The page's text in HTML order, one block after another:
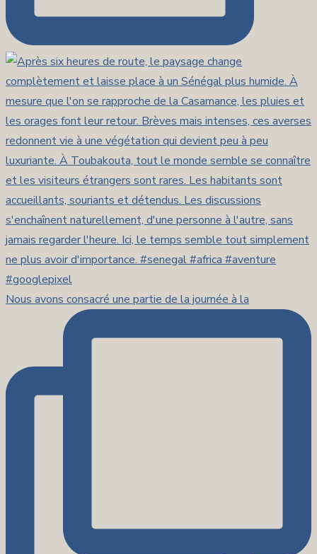
Nous avons consacré une partie de la journée à la